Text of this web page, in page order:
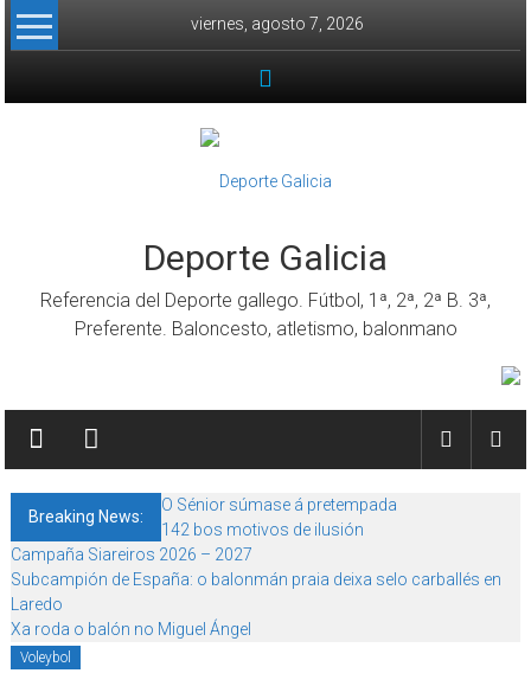
Skip to content
viernes, agosto 7, 2026
Deporte Galicia
Referencia del Deporte gallego. Fútbol, 1ª, 2ª, 2ª B. 3ª,
Preferente. Baloncesto, atletismo, balonmano
Breaking News:
O Sénior súmase á pretempada
142 bos motivos de ilusión
Campaña Siareiros 2026 – 2027
Subcampión de España: o balonmán praia deixa selo carballés en
Laredo
Xa roda o balón no Miguel Ángel
Voleybol